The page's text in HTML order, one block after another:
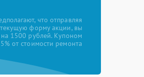
что отправляя
текущую форму акции, вы
на 1500 рублей. Купоном
от стоимости ремонта